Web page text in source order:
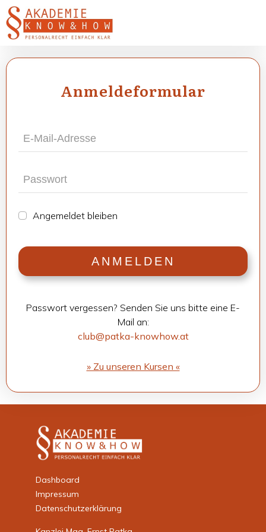
Anmel­de­for­mu­lar
Ange­mel­det blei­ben
ANMEL­DEN
Pass­wort ver­ges­sen? Sen­den Sie uns bitte eine E-
Mail an:
club@patka-knowhow.at
» Zu unse­ren Kur­sen «
Dashboard
Impressum
Datenschutzerklärung